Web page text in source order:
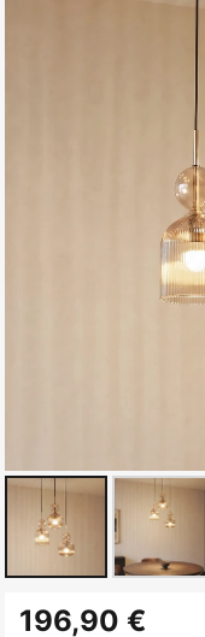
to196,90 €